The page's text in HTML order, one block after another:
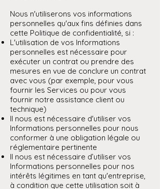
Nous n'utiliserons vos informations
personnelles qu'aux fins définies dans
cette Politique de confidentialité, si :
L'utilisation de vos Informations
personnelles est nécessaire pour
exécuter un contrat ou prendre des
mesures en vue de conclure un contrat
avec vous (par exemple, pour vous
fournir les Services ou pour vous
fournir notre assistance client ou
technique)
Il nous est nécessaire d'utiliser vos
Informations personnelles pour nous
conformer à une obligation légale ou
réglementaire pertinente
Il nous est nécessaire d’utiliser vos
Informations personnelles pour nos
intérêts légitimes en tant qu'entreprise,
à condition que cette utilisation soit à